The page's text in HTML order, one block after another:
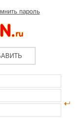
пароль